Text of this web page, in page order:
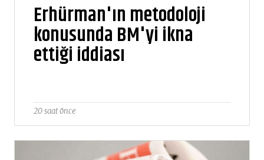
Erhürman'ın metodoloji
konusunda BM'yi ikna
ettiği iddiası
20 saat önce